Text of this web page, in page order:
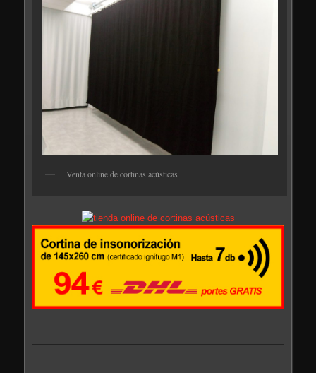
Venta online de cortinas acústicas